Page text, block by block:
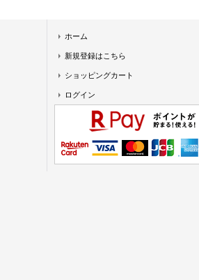
ホーム
新規登録はこちら
ショッピングカート
ログイン